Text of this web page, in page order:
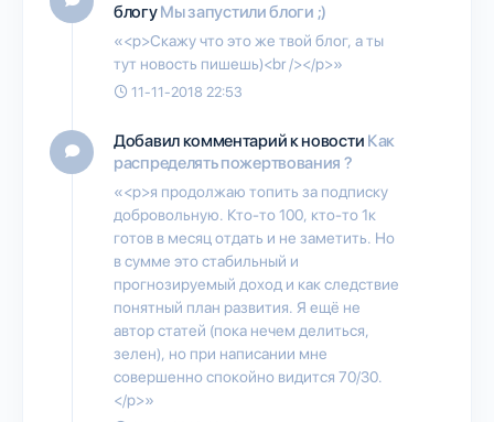
блогуМы запустили блоги ;)
«<p>Скажу что это же твой блог, а ты
тут новость пишешь)<br /></p>»
11-11-2018 22:53
Добавил комментарий к новости Как
распределять пожертвования ?
«<p>я продолжаю топить за подписку
добровольную. Кто-то 100, кто-то 1к
готов в месяц отдать и не заметить. Но
в сумме это стабильный и
прогнозируемый доход и как следствие
понятный план развития. Я ещё не
автор статей (пока нечем делиться,
зелен), но при написании мне
совершенно спокойно видится 70/30.
</p>»